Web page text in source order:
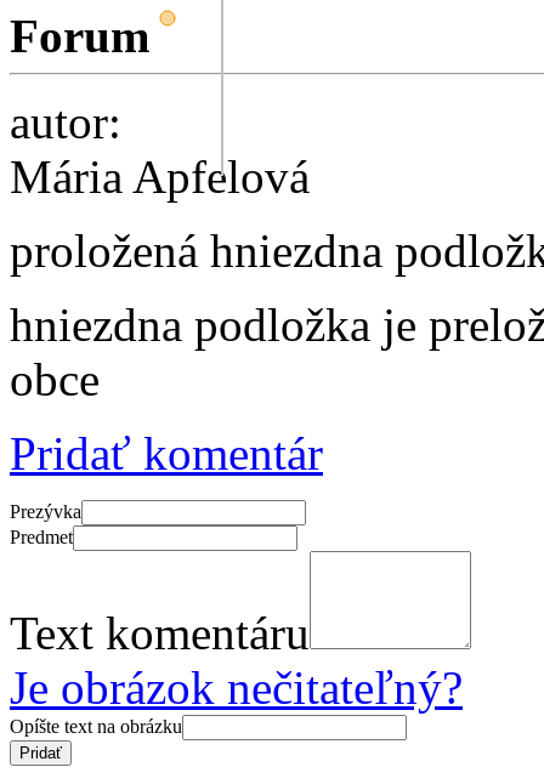
Forum
autor:
Mária Apfelová
proložená hniezdna
hniezdna podložka je
obce
Pridať komentár
Prezývka
Predmet
Text komentáru
Je obrázok nečitateľný?
Opíšte text na obrázku